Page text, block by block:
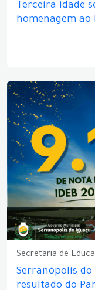
Terceira idade
homenagem ao
Secretaria de
Serranópolis
resultado do